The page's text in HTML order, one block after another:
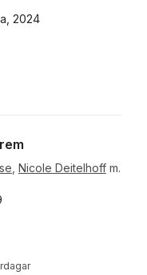
2024
Nicole Deitelhoff m.